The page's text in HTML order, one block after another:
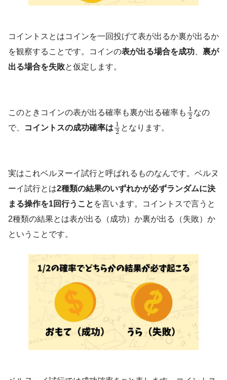
英: engineering management）は、人・
材料・装置・情報・エネルギーを総合した
システムの設計・改善・確立に関する活動
な分析・設計の原理・方法とともに、数
学、物理および社会科学の専門知識と経験
経営、経済の課
題を理系的な観点から解決する学問です。
コイントスとはコインを一回投げて表が出るか裏が出るか
を観察することです。コインの表が出る場合を成功
裏が
出る場合を失敗と仮定します。
このときコインの表が出る確率も裏が出る確率も 1
2
なの
で、
コイントスの成功確率は 1
2
となります。
実はこれベルヌーイ試行と呼ばれるものなんです。ベルヌ
ーイ試行とは2種類の結果のいずれかが必ずランダムに決
まる操作を1回行うこと を言います。コイントスで言うと
2種類の結果とは表が出る（成功）か裏が出る（失敗）か
ということです。